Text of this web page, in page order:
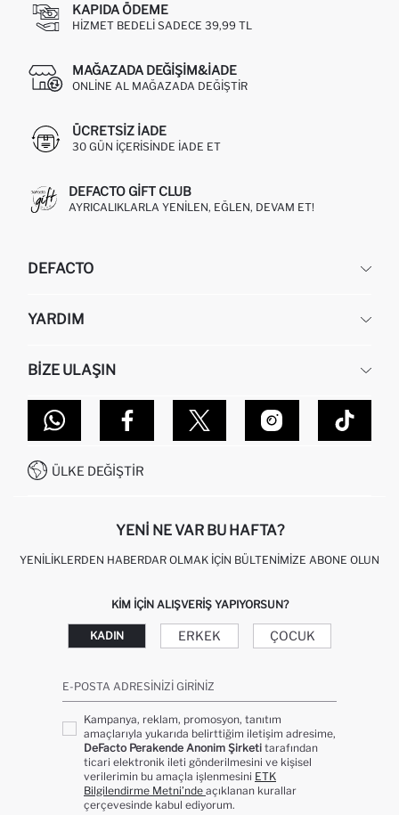
KAPIDA ÖDEME
HIZMET BEDELI SADECE 39,99 TL
MAĞAZADA DEĞIŞIM&İADE
ONLINE AL MAĞAZADA DEĞIŞTIR
ÜCRETSIZ IADE
30 GÜN IÇERISINDE IADE ET
DEFACTO GIFT CLUB
AYRICALIKLARLA YENILEN, EĞLEN, DEVAM ET!
DEFACTO
HAKKIMIZDA
KURUMSAL SATIŞ
DEFACTO TEKNOLOJI
SITEMAP
YARDIM
SIPARIŞIMI NASIL TAKIP EDERIM?
NASIL İADE EDERIM?
GIFT CLUB SIKÇA SORULAN SORULAR
İŞLEM REHBERI
KAMPANYALAR
BIZE ULAŞIN
MAĞAZALARIMIZ
İLETIŞIM FORMU
0850 333 22 86
ÜLKE DEĞIŞTIR
YENI NE VAR BU HAFTA?
YENILIKLERDEN HABERDAR OLMAK İÇIN BÜLTENIMIZE ABONE OLUN
KIM IÇIN ALIŞVERIŞ YAPIYORSUN?
KADIN ERKEK ÇOCUK
E-POSTA ADRESINIZI GIRINIZ
Kampanya, reklam, promosyon, tanıtım
amaçlarıyla yukarıda belirttiğim iletişim adresime,
DeFacto Perakende Anonim Şirketi tarafından
ticari elektronik ileti gönderilmesini ve kişisel
verilerimin bu amaçla işlenmesini ETK
Bilgilendirme Metni’nde açıklanan kurallar
çerçevesinde kabul ediyorum.